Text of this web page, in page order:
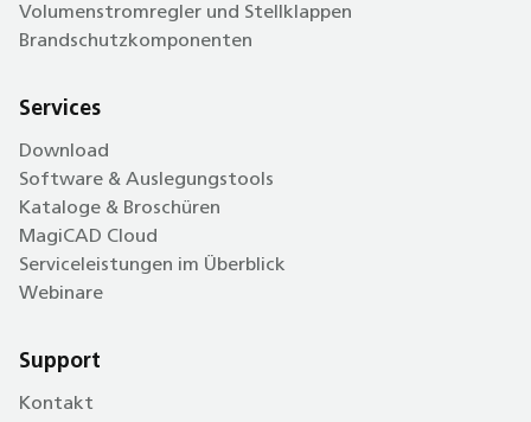
Volumenstromregler und Stellklappen
Brandschutzkomponenten
Services
Download
Software & Auslegungstools
Kataloge & Broschüren
MagiCAD Cloud
Serviceleistungen im Überblick
Webinare
Support
Kontakt